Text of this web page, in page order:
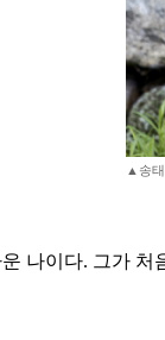
▲송
나이다. 그가